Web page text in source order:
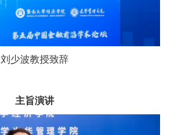
刘少波教授致辞
主旨演讲